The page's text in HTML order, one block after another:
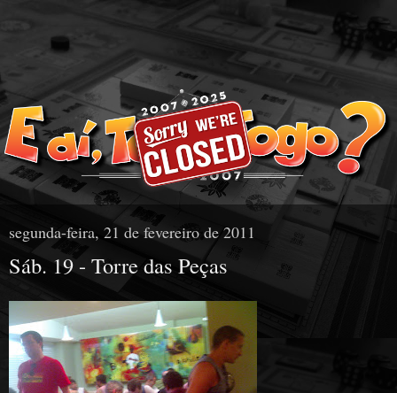
segunda-feira, 21 de fevereiro de 2011
Sáb. 19 - Torre das Peças